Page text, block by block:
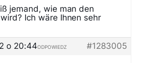
jemand, wie man den
Ich wäre Ihnen sehr
o 20:44
#1283005
ODPOWIEDZ